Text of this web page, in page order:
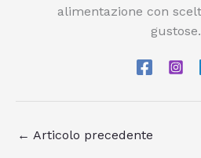
alimentazione con
gustose.
← Articolo precedente